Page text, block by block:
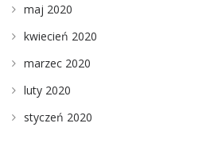
maj 2020
kwiecień 2020
marzec 2020
luty 2020
styczeń 2020